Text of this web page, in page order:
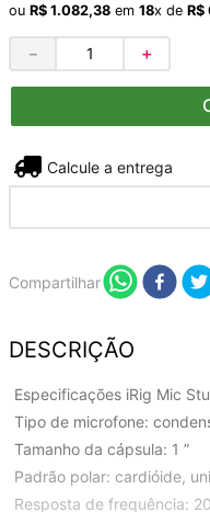
ou R$ 1.082,38 em 18x de R$
＋
－
Não sei meu CEP
Compartilhar
DESCRIÇÃO
Especificações iRig Mic
Tipo de microfone:
Tamanho da cápsula: 1 ”
Padrão polar: cardióide,
Resposta de frequência: